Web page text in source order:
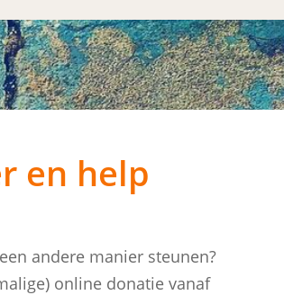
en help
andere manier steunen?
online donatie vanaf